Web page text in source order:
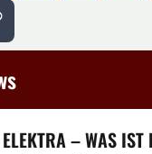
– WAS IST